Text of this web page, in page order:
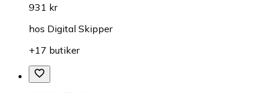
931 kr
hos Digital Skipper
+17 butiker